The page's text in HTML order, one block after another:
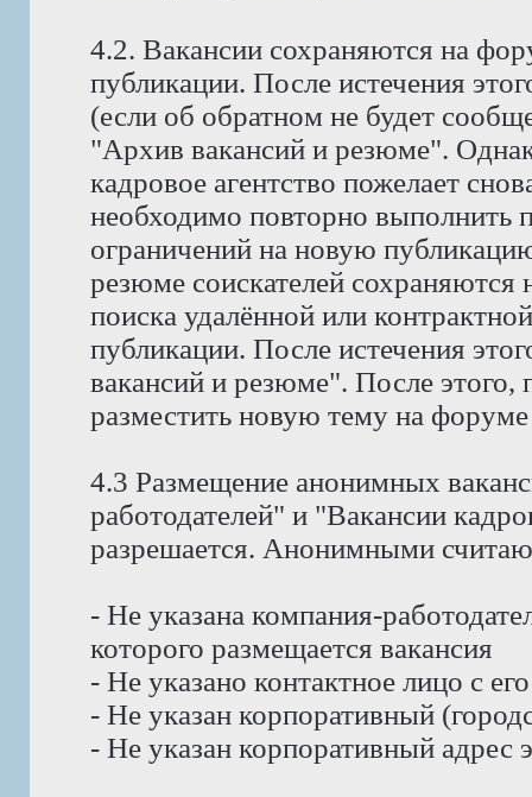
4.2. Вакансии сохраняются на
публикации. После истечения
(если об обратном не будет
"Архив вакансий и резюме".
кадровое агентство пожелает
необходимо повторно выполнить
ограничений на новую
резюме соискателей
поиска удалённой или
публикации. После истечения
вакансий и резюме". После этого,
разместить новую тему на
4.3 Размещение анонимных
работодателей" и "Вакансии
разрешается. Анонимными
- Не указана компания-
которого размещается вакансия
- Не указано контактное лицо с
- Не указан корпоративный
- Не указан корпоративный адрес